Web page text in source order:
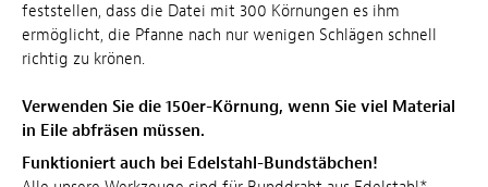
feststellen, dass die Datei mit 300 Körnungen es ihm
ermöglicht, die Pfanne nach nur wenigen Schlägen schnell
richtig zu krönen.
Verwenden Sie die 150er-Körnung, wenn Sie viel Material
in Eile abfräsen müssen.
Funktioniert auch bei Edelstahl-Bundstäbchen!